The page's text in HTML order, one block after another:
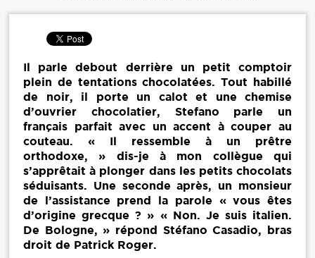
Il parle debout derrière un petit comptoir
plein de tentations chocolatées. Tout habillé
de noir, il porte un calot et une chemise
d’ouvrier chocolatier, Stefano parle un
français parfait avec un accent à couper au
couteau. « Il ressemble à un prêtre
orthodoxe, » dis-je à mon collègue qui
s’apprêtait à plonger dans les petits chocolats
séduisants. Une seconde après, un monsieur
de l’assistance prend la parole « vous êtes
d’origine grecque ? » « Non. Je suis italien.
De Bologne, » répond Stéfano Casadio, bras
droit de Patrick Roger.